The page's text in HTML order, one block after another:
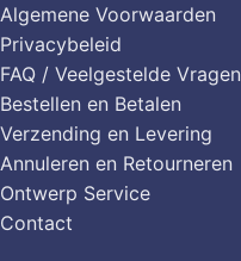
Algemene Voorwaarden
Privacybeleid
FAQ / Veelgestelde Vragen
Bestellen en Betalen
Verzending en Levering
Annuleren en Retourneren
Ontwerp Service
Contact